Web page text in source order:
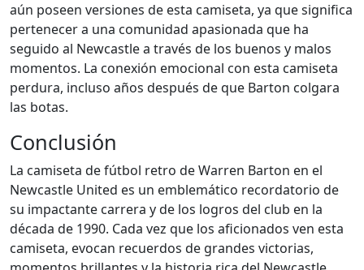
aún poseen versiones de esta camiseta, ya que significa
pertenecer a una comunidad apasionada que ha
seguido al Newcastle a través de los buenos y malos
momentos. La conexión emocional con esta camiseta
perdura, incluso años después de que Barton colgara
las botas.
Conclusión
La camiseta de fútbol retro de Warren Barton en el
Newcastle United es un emblemático recordatorio de
su impactante carrera y de los logros del club en la
década de 1990. Cada vez que los aficionados ven esta
camiseta, evocan recuerdos de grandes victorias,